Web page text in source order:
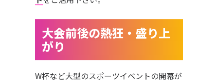
大会前後の熱狂・盛り上
がり
W杯など大型のスポーツイベントの開幕が